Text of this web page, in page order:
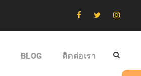
BLOG ติดต่อเรา